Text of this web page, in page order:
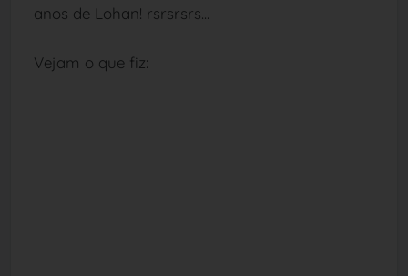
anos de Lohan! rsrsrsrs...
Vejam o que fiz: